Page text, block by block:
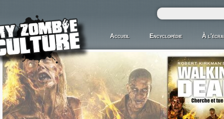
Accueil Encyclopédie À